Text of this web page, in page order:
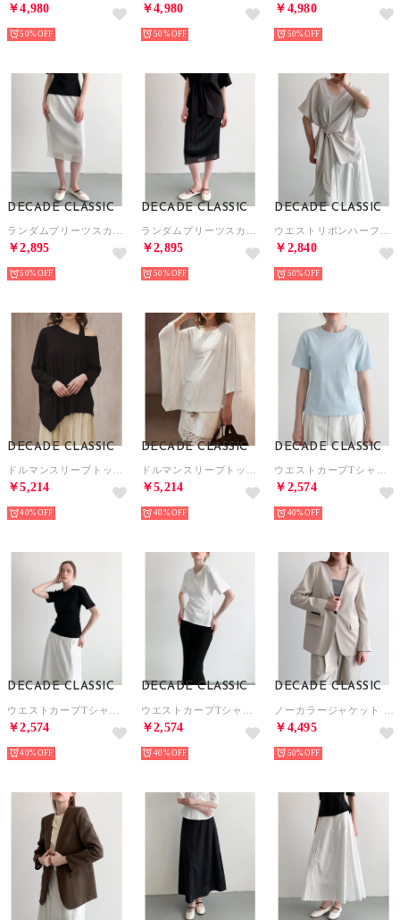
￥4,980
50%
￥4,980
50%
￥4,980
50%
DECADE CLASSIC
￥2,895
50%
DECADE CLASSIC
￥2,895
50%
DECADE CLASSIC
￥2,840
50%
DECADE CLASSIC
￥5,214
40%
DECADE CLASSIC
￥5,214
40%
DECADE CLASSIC
￥2,574
40%
DECADE CLASSIC
￥2,574
40%
DECADE CLASSIC
￥2,574
40%
DECADE CLASSIC
￥4,495
50%